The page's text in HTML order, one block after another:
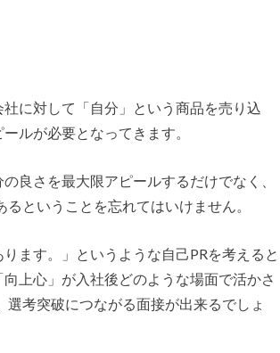
に対して「自分」という商品を売り込
ルが必要となってきます。
良さを最大限アピールするだけでなく、
ということを忘れてはいけません。
ます。」というような自己PRを考えると
上心」が入社後どのような場面で活かさ
考突破につながる面接が出来るでしょ